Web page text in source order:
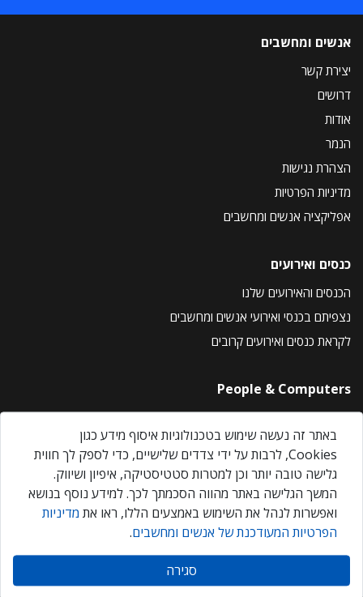
אנשים ומחשבים
יצירת קשר
דרושים
אודות
הנמר
הצהרת נגישות
מדיניות הפרטיות
אפליקציה אנשים ומחשבים
כנסים ואירועים
הכנסים והאירועים שלנו
נצפיתם בכנסי ואירועי אנשים ומחשבים
לקראת כנסים ואירועים קרובים
People & Computers
About Us
Privacy Policy
Contact Us
Our Events
אנשים ומחשבים © 2026 – כל הזכויות שמורות
באתר זה נעשה שימוש בטכנולוגיות איסוף מידע כגון
Cookies, לרבות על ידי צדדים שלישיים, כדי לספק לך חווית
גלישה טובה יותר וכן למטרות סטטיסטיקה, איפיון ושיווק.
המשך הגלישה באתר מהווה הסכמתך לכך. למידע נוסף בנושא
ואפשרות לנהל את השימוש באמצעים הללו, ראו את מדיניות
הפרטיות המעודכנת של אנשים ומחשבים.
סגירה